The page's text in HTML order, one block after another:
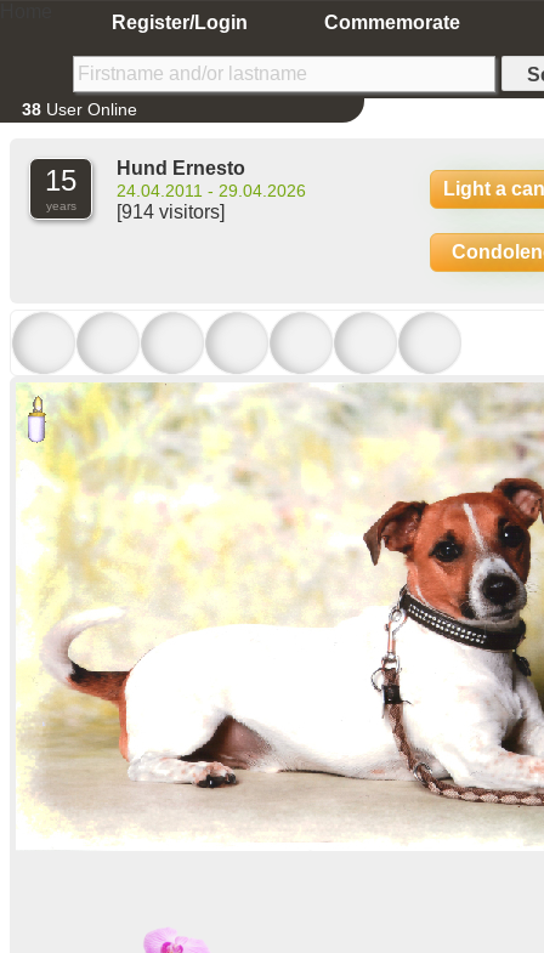
Register/Login Commemorate
38 User Online
15
years
Hund Ernesto
24.04.2011 - 29.04.2026
[914 visitors]
Light a